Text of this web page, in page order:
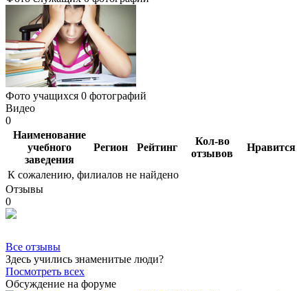
Фото учащихся 0 фотографий
Видео
0
Наименование
учебного
заведения
Регион Рейтинг
Кол-во
отзывов
Нравится
К сожалению, филиалов не найдено
Отзывы
0
Все отзывы
Здесь учились знаменитые люди?
Посмотреть всех
Обсуждение на форуме